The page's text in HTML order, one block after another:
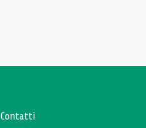
Contatti